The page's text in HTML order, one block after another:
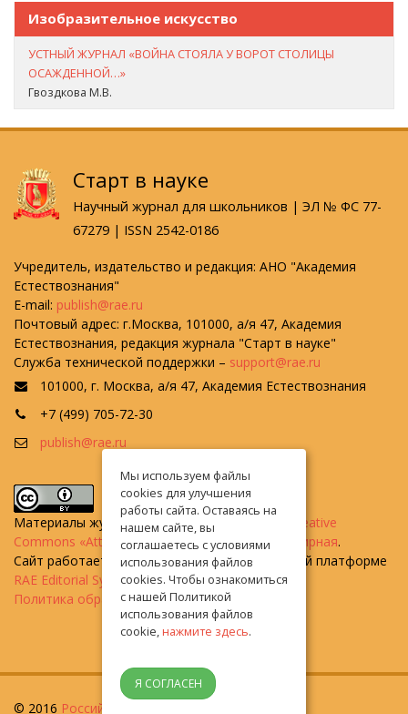
Изобразительное искусство
УСТНЫЙ ЖУРНАЛ «ВОЙНА СТОЯЛА У ВОРОТ СТОЛИЦЫ
ОСАЖДЕННОЙ…»
Гвоздкова М.В.
Старт в науке
Научный журнал для школьников | ЭЛ № ФС 77-
67279 | ISSN 2542-0186
Учредитель, издательство и редакция: АНО "Академия
Естествознания"
E-mail: publish@rae.ru
Почтовый адрес: г.Москва, 101000, а/я 47, Академия
Естествознания, редакция журнала "Старт в науке"
Служба технической поддержки – support@rae.ru
101000, г. Москва, а/я 47, Академия Естествознания
+7 (499) 705-72-30
publish@rae.ru
Материалы журнала доступны по
лицензии Creative
Commons «Attribution» («Атрибуция») 4.0 Всемирная.
Сайт работает на универсальной издательской платформе
RAE Editorial System
Политика обработки персональных данных
© 2016 Российская академия естествознания
Мы используем файлы
cookies для улучшения
работы сайта. Оставаясь на
нашем сайте, вы
соглашаетесь с условиями
использования файлов
cookies. Чтобы ознакомиться
с нашей Политикой
использования файлов
cookie,нажмите здесь.
Я СОГЛАСЕН